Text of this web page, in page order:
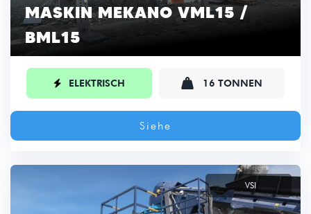
MASKIN MEKANO VML15 /
BML15
 ELEKTRISCH  16 TONNEN
Siehe
VSI